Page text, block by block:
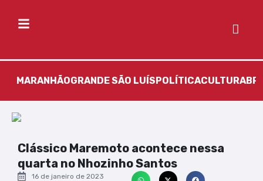
MARANHÃOGRANDE SÃO LUÍSPOLÍTICACULTURA
Clássico Maremoto acontece nessa
quarta no Nhozinho Santos
16 de janeiro de 2023